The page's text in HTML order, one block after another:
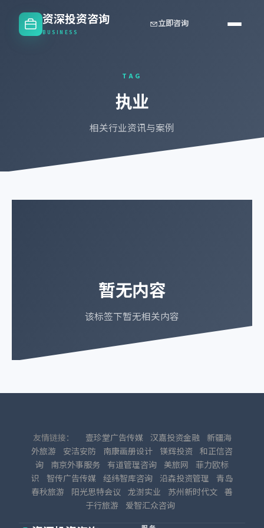
资深投资咨询
BUSINESS
立即咨询
TAG
执业
相关行业资讯与案例
暂无内容
该标签下暂无相关内容
友情链接： 壹珍堂广告传媒 汉嘉投资金融
新疆海
外旅游
安洁安防 南康画册设计 镁辉投资 和正信咨
询
南京外事服务 有道管理咨询 美旅网
菲力欧标
识
智传广告传媒 经纬智库咨询 沿森投资管理
青岛
春秋旅游
阳光思特会议 龙澍实业 苏州新时代文 善
于行旅游
爱智汇众咨询